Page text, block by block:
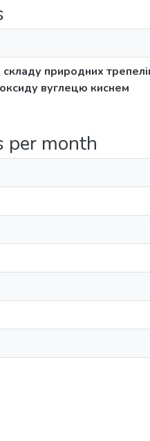
природних
вуглецю киснем
per month